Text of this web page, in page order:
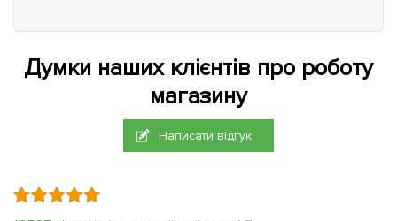
Думки наших клієнтів про роботу
магазину
Написати відгук